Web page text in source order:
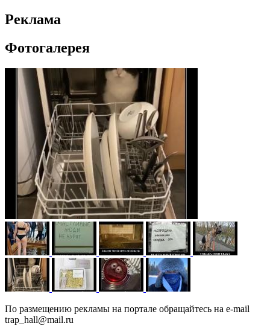
Реклама
Фотогалерея
По размещению рекламы на портале обращайтесь на e-mail
trap_hall@mail.ru